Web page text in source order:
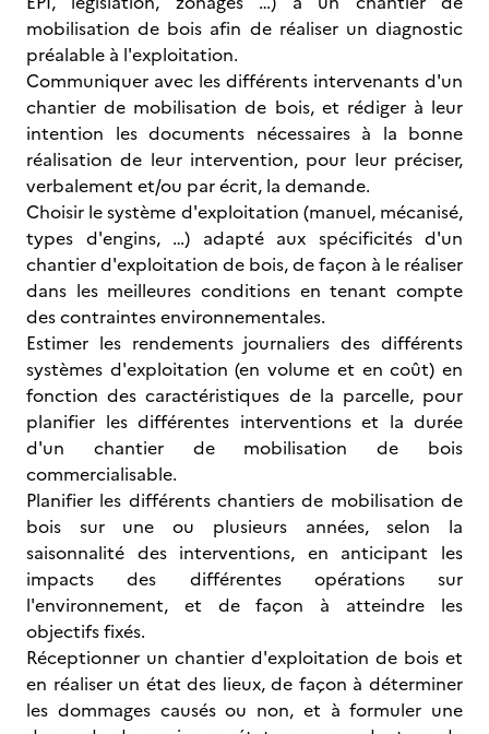
mobilisation de bois afin de réaliser un diagnostic
préalable à l'exploitation.
Communiquer avec les différents intervenants d'un
chantier de mobilisation de bois, et rédiger à leur
intention les documents nécessaires à la bonne
réalisation de leur intervention, pour leur préciser,
verbalement et/ou par écrit, la demande.
Choisir le système d'exploitation (manuel, mécanisé,
types d'engins, …) adapté aux spécificités d'un
chantier d'exploitation de bois, de façon à le réaliser
dans les meilleures conditions en tenant compte
des contraintes environnementales.
Estimer les rendements journaliers des différents
systèmes d'exploitation (en volume et en coût) en
fonction des caractéristiques de la parcelle, pour
planifier les différentes interventions et la durée
d'un chantier de mobilisation de bois
commercialisable.
Planifier les différents chantiers de mobilisation de
bois sur une ou plusieurs années, selon la
saisonnalité des interventions, en anticipant les
impacts des différentes opérations sur
l'environnement, et de façon à atteindre les
objectifs fixés.
Réceptionner un chantier d'exploitation de bois et
en réaliser un état des lieux, de façon à déterminer
les dommages causés ou non, et à formuler une